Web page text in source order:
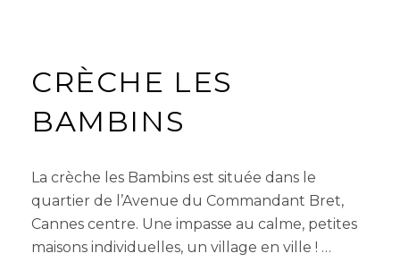
CRÈCHE LES
BAMBINS
La crèche les Bambins est située dans le
quartier de l’Avenue du Commandant Bret,
Cannes centre. Une impasse au calme, petites
maisons individuelles, un village en ville ! …